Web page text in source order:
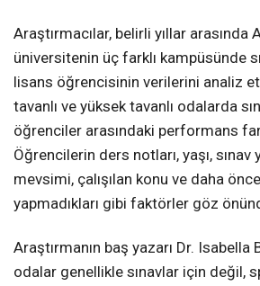
Araştırmacılar, belirli yıllar arasında
üniversitenin üç farklı kampüsünde
lisans öğrencisinin verilerini analiz
tavanlı ve yüksek tavanlı odalarda
öğrenciler arasındaki performans
Öğrencilerin ders notları, yaşı, sınav
mevsimi, çalışılan konu ve daha önce
yapmadıkları gibi faktörler göz
Araştırmanın baş yazarı Dr. Isabella
odalar genellikle sınavlar için değil,